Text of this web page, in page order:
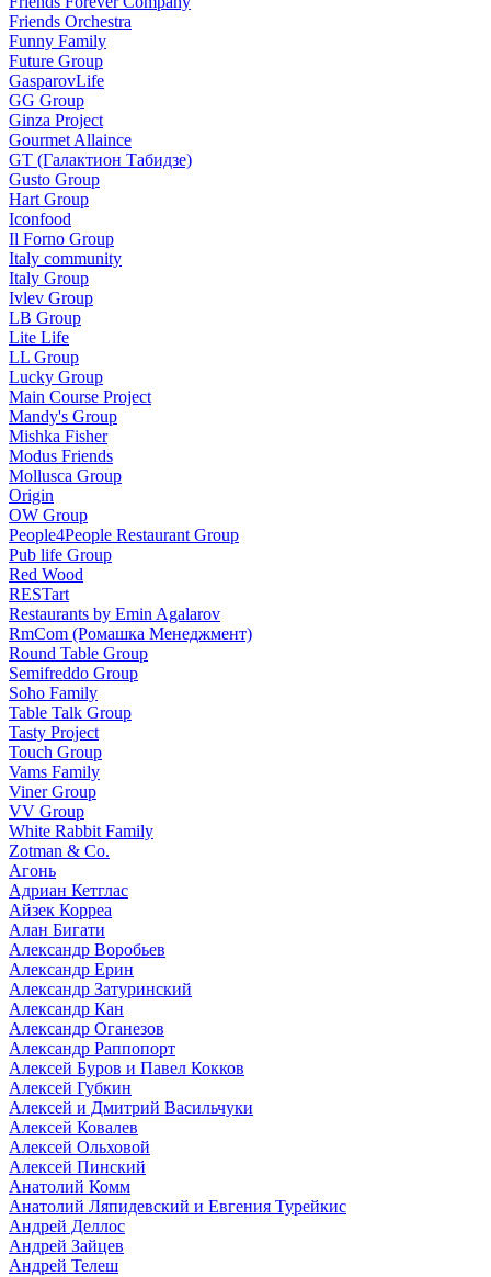
Friends Orchestra
Funny Family
Future Group
GasparovLife
GG Group
Ginza Project
Gourmet Allaince
GT (Галактион Табидзе)
Gusto Group
Hart Group
Iconfood
Il Forno Group
Italy community
Italy Group
Ivlev Group
LB Group
Lite Life
LL Group
Lucky Group
Main Course Project
Mandy's Group
Mishka Fisher
Modus Friends
Mollusca Group
Origin
OW Group
People4People Restaurant Group
Pub life Group
Red Wood
RESTart
Restaurants by Emin Agalarov
RmCom (Ромашка Менеджмент)
Round Table Group
Semifreddo Group
Soho Family
Table Talk Group
Tasty Project
Touch Group
Vams Family
Viner Group
VV Group
White Rabbit Family
Zotman & Co.
Агонь
Адриан Кетглас
Айзек Корреа
Алан Бигати
Александр Воробьев
Александр Ерин
Александр Затуринский
Александр Кан
Александр Оганезов
Александр Раппопорт
Алексей Буров и Павел Кокков
Алексей Губкин
Алексей и Дмитрий Васильчуки
Алексей Ковалев
Алексей Ольховой
Алексей Пинский
Анатолий Комм
Анатолий Ляпидевский и Евгения Турейкис
Андрей Деллос
Андрей Зайцев
Андрей Телеш